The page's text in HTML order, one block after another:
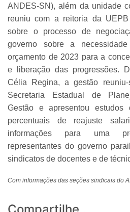
ANDES-SN), além da unidade
reuniu com a reitoria da
sobre o processo de
governo sobre a
orçamento de 2023 para a
e liberação das progressões.
Célia Regina, a gestão
Secretaria Estadual de
Gestão e apresentou
percentuais de reajuste
informações para uma
representantes do governo
sindicatos de docentes e de
Com informações das seções sindicais